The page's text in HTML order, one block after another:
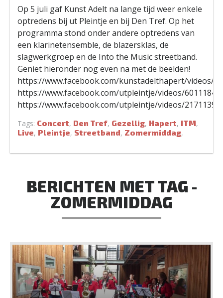
Op 5 juli gaf Kunst Adelt na lange tijd weer enkele
optredens bij ut Pleintje en bij Den Tref. Op het
programma stond onder andere optredens van
een klarinetensemble, de blazersklas, de
slagwerkgroep en de Into the Music streetband.
Geniet hieronder nog even na met de beelden!
https://www.facebook.com/kunstadelthapert/videos/
https://www.facebook.com/utpleintje/videos/
https://www.facebook.com/utpleintje/videos/
Tags: Concert, Den Tref, Gezellig, Hapert, ITM,
Live, Pleintje, Streetband, Zomermiddag,
BERICHTEN MET TAG -
ZOMERMIDDAG